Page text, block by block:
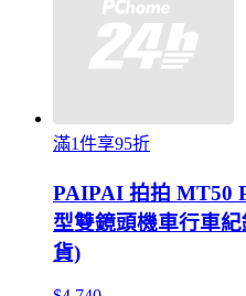
滿1件享95折
PAIPAI 拍拍 MT50
型雙鏡頭機車行車
貨)